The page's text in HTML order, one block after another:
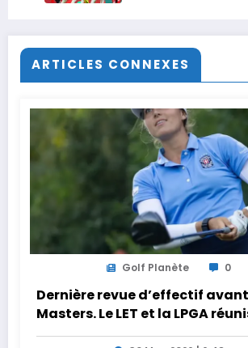
ARTICLES CONNEXES
Golf Planète 0
Dernière revue d’effectif
Masters. Le LET et la LPGA
Vegas au programme de la